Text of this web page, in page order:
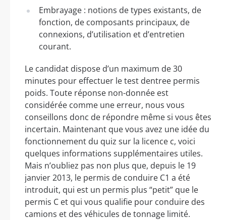
Embrayage : notions de types existants, de
fonction, de composants principaux, de
connexions, d’utilisation et d’entretien
courant.
Le candidat dispose d’un maximum de 30
minutes pour effectuer le test dentree permis
poids. Toute réponse non-donnée est
considérée comme une erreur, nous vous
conseillons donc de répondre même si vous êtes
incertain. Maintenant que vous avez une idée du
fonctionnement du quiz sur la licence c, voici
quelques informations supplémentaires utiles.
Mais n’oubliez pas non plus que, depuis le 19
janvier 2013, le permis de conduire C1 a été
introduit, qui est un permis plus “petit” que le
permis C et qui vous qualifie pour conduire des
camions et des véhicules de tonnage limité.